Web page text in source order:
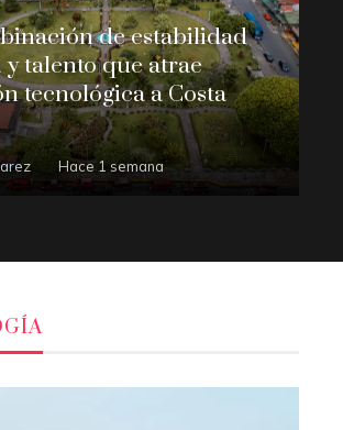
de estabilidad
talento que atrae
tecnológica a Costa
Hace 1 semana